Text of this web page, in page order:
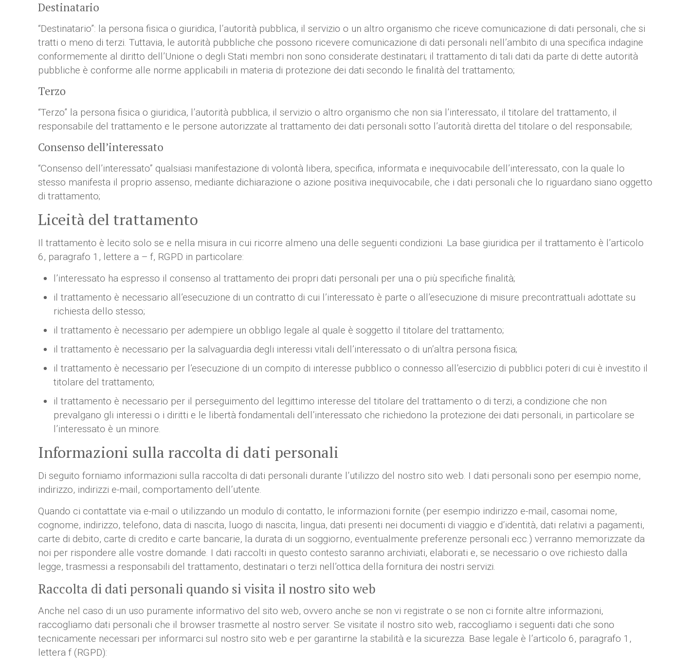
Destinatario
“Destinatario”: la persona fisica o giuridica, l’autorità pubblica, il servizio o un altro organismo che riceve comunicazione di dati personali, che si
tratti o meno di terzi. Tuttavia, le autorità pubbliche che possono ricevere comunicazione di dati personali nell’ambito di una specifica indagine
conformemente al diritto dell’Unione o degli Stati membri non sono considerate destinatari; il trattamento di tali dati da parte di dette autorità
pubbliche è conforme alle norme applicabili in materia di protezione dei dati secondo le finalità del trattamento;
Terzo
“Terzo” la persona fisica o giuridica, l’autorità pubblica, il servizio o altro organismo che non sia l’interessato, il titolare del trattamento, il
responsabile del trattamento e le persone autorizzate al trattamento dei dati personali sotto l’autorità diretta del titolare o del responsabile;
Consenso dell’interessato
“Consenso dell’interessato” qualsiasi manifestazione di volontà libera, specifica, informata e inequivocabile dell’interessato, con la quale lo
stesso manifesta il proprio assenso, mediante dichiarazione o azione positiva inequivocabile, che i dati personali che lo riguardano siano oggetto
di trattamento;
Liceità del trattamento
Il trattamento è lecito solo se e nella misura in cui ricorre almeno una delle seguenti condizioni. La base giuridica per il trattamento è l’articolo
6, paragrafo 1, lettere a – f, RGPD in particolare:
l’interessato ha espresso il consenso al trattamento dei propri dati personali per una o più specifiche finalità;
il trattamento è necessario all’esecuzione di un contratto di cui l’interessato è parte o all’esecuzione di misure precontrattuali adottate su
richiesta dello stesso;
il trattamento è necessario per adempiere un obbligo legale al quale è soggetto il titolare del trattamento;
il trattamento è necessario per la salvaguardia degli interessi vitali dell’interessato o di un’altra persona fisica;
il trattamento è necessario per l’esecuzione di un compito di interesse pubblico o connesso all’esercizio di pubblici poteri di cui è investito il
titolare del trattamento;
il trattamento è necessario per il perseguimento del legittimo interesse del titolare del trattamento o di terzi, a condizione che non
prevalgano gli interessi o i diritti e le libertà fondamentali dell’interessato che richiedono la protezione dei dati personali, in particolare se
l’interessato è un minore.
Informazioni sulla raccolta di dati personali
Di seguito forniamo informazioni sulla raccolta di dati personali durante l’utilizzo del nostro sito web. I dati personali sono per esempio nome,
indirizzo, indirizzi e-mail, comportamento dell’utente.
Quando ci contattate via e-mail o utilizzando un modulo di contatto, le informazioni fornite (per esempio indirizzo e-mail, casomai nome,
cognome, indirizzo, telefono, data di nascita, luogo di nascita, lingua, dati presenti nei documenti di viaggio e d’identità, dati relativi a pagamenti,
carte di debito, carte di credito e carte bancarie, la durata di un soggiorno, eventualmente preferenze personali ecc.) verranno memorizzate da
noi per rispondere alle vostre domande. I dati raccolti in questo contesto saranno archiviati, elaborati e, se necessario o ove richiesto dalla
legge, trasmessi a responsabili del trattamento, destinatari o terzi nell’ottica della fornitura dei nostri servizi.
Raccolta di dati personali quando si visita il nostro sito web
Anche nel caso di un uso puramente informativo del sito web, ovvero anche se non vi registrate o se non ci fornite altre informazioni,
raccogliamo dati personali che il browser trasmette al nostro server. Se visitate il nostro sito web, raccogliamo i seguenti dati che sono
tecnicamente necessari per informarci sul nostro sito web e per garantirne la stabilità e la sicurezza. Base legale è l’articolo 6, paragrafo 1,
lettera f (RGPD):